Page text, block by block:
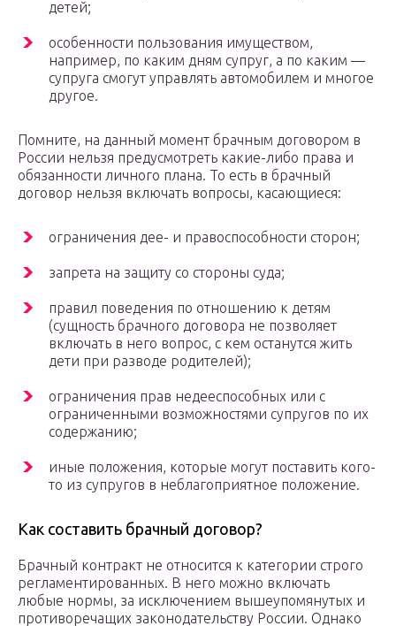
детей;
особенности пользования имуществом,
например, по каким дням супруг, а по каким —
супруга смогут управлять автомобилем и многое
другое.
Помните, на данный момент брачным договором в
России нельзя предусмотреть какие-либо права и
обязанности личного плана. То есть в брачный
договор нельзя включать вопросы, касающиеся:
ограничения дее- и правоспособности сторон;
запрета на защиту со стороны суда;
правил поведения по отношению к детям
(сущность брачного договора не позволяет
включать в него вопрос, с кем останутся жить
дети при разводе родителей);
ограничения прав недееспособных или с
ограниченными возможностями супругов по их
содержанию;
иные положения, которые могут поставить кого-
то из супругов в неблагоприятное положение.
Как составить брачный договор?
Брачный контракт не относится к категории строго
регламентированных. В него можно включать
любые нормы, за исключением вышеупомянутых и
противоречащих законодательству России. Однако